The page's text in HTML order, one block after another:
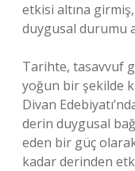
etkisi altına
duygusal durumu
Tarihte, tasavvuf
yoğun bir şekilde
Divan
derin duygusal
eden bir güç
kadar derinden